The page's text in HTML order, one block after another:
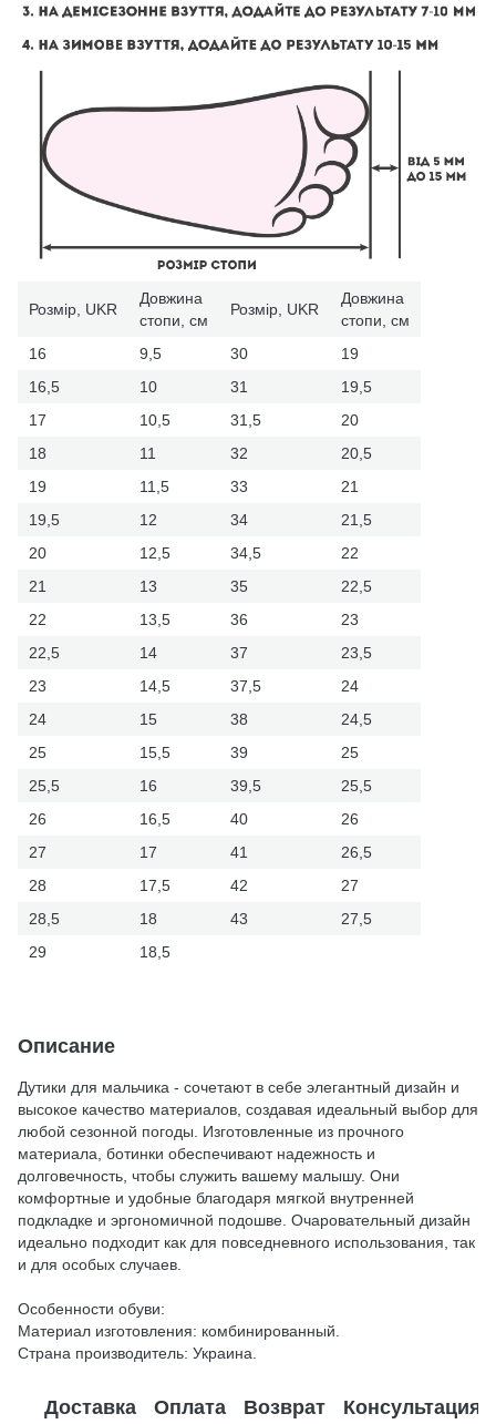
Розмір, UKR
Довжина
стопи, см
Розмір, UKR
Довжина
стопи, см
16
9,5 30
19
16,5
10 31
19,5
17
10,5 31,5
20
18
11 32
20,5
19
11,5 33
21
19,5
12 34
21,5
20
12,5 34,5
22
21
13 35
22,5
22
13,5 36
23
22,5
14 37
23,5
23
14,5 37,5
24
24
15 38
24,5
25
15,5 39
25
25,5
16 39,5
25,5
26
16,5 40
26
27
17 41
26,5
28
17,5 42
27
28,5
18 43
27,5
29
18,5
Описание
Дутики для мальчика - сочетают в себе элегантный дизайн и
высокое качество материалов, создавая идеальный выбор для
любой сезонной погоды. Изготовленные из прочного
материала, ботинки обеспечивают надежность и
долговечность, чтобы служить вашему малышу. Они
комфортные и удобные благодаря мягкой внутренней
подкладке и эргономичной подошве. Очаровательный дизайн
идеально подходит как для повседневного использования, так
и для особых случаев.
Особенности обуви:
Материал изготовления: комбинированный.
Страна производитель: Украина.
Доставка Оплата Возврат Консультация